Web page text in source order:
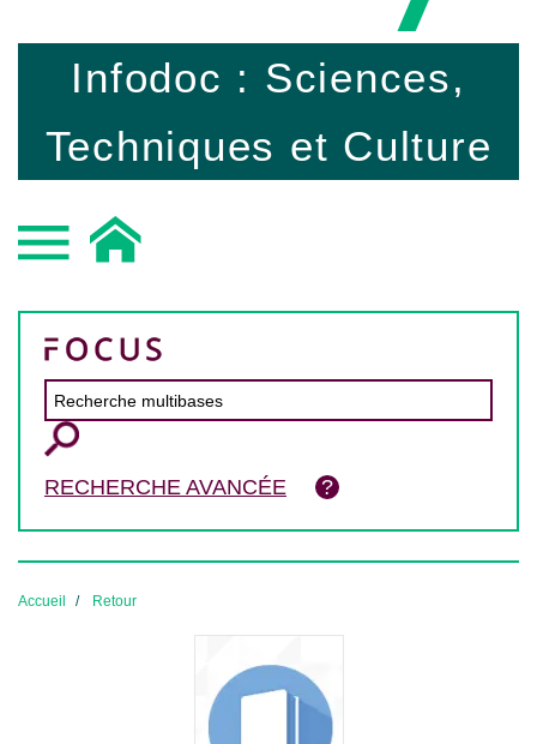
Infodoc : Sciences,
Techniques et Culture
RECHERCHE AVANCÉE
Accueil Retour